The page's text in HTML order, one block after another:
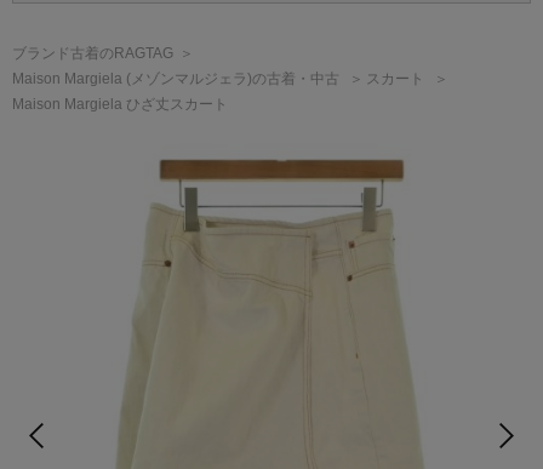
カ
ブランド古着のRAGTAG
Maison Margiela (メゾンマルジェラ)の古着・中古
スカート
Maison Margiela ひざ丈スカート